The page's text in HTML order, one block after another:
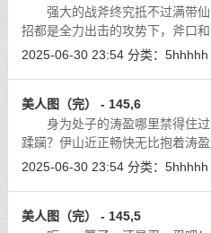
强大的战斧终究抵不过满带仙
招都是全力出击的攻势下，斧口
见的裂痕。[详细]
2025-06-30 23:54 分类： 5hhhhh
美人图（完） - 145,6
身为处子的涛盈哪里禁得住过
蹂躏？伊山近正畅快无比抱着涛
得娇弱无力的涛盈早已经一次次
2025-06-30 23:54 分类： 5hhhhh
美人图（完） - 145,5